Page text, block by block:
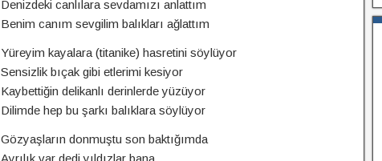
Denizdeki canlılara sevdamızı anlattım
Benim canım sevgilim balıkları ağlattım
Yüreyim kayalara (titanike) hasretini söylüyor
Sensizlik bıçak gibi etlerimi kesiyor
Kaybettiğin delikanlı derinlerde yüzüyor
Dilimde hep bu şarkı balıklara söylüyor
Gözyaşların donmuştu son baktığımda
Ayrılık var dedi yıldızlar bana